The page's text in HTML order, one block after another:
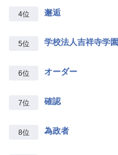
4位 邂逅
5位 学校法人吉祥寺学園
6位 オーダー
7位 確認
8位 為政者